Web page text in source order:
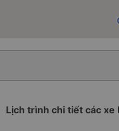
Lịch trình chi tiết các xe